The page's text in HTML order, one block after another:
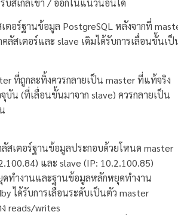
บสเกลเข้า / ออกในแนวนอนได้
ตอร์ฐานข้อมูล PostgreSQL หลังจากที่
คลัสเตอร์และ slave เดิมได้รับการเลื่อนขั้นเป็
ที่ถูกละทิ้งควรกลายเป็น master ที่แท้จริง
บัน (ที่เลื่อนขั้นมาจาก slave) ควรกลายเป็น
สเตอร์ฐานข้อมูลประกอบด้วยโหนด master
และ slave (IP: 10.2.100.85)
ดทำงานและฐานข้อมูลหลักหยุดทำงาน
ได้รับการเลื่อนระดับเป็นตัว master
reads/writes